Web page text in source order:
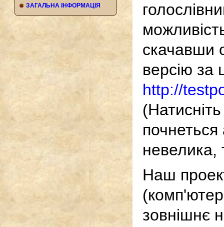
ЗАГАЛЬНА IНФОРМАЦIЯ
скачавши
версію за
http://
невелика,
Наш
зовнішнє